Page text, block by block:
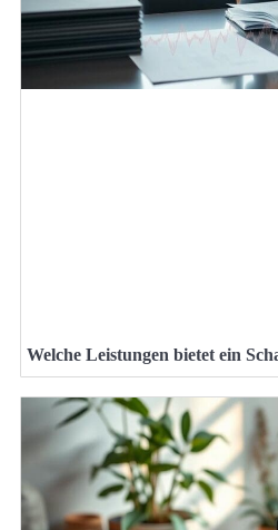
Welche Leistungen bietet ein